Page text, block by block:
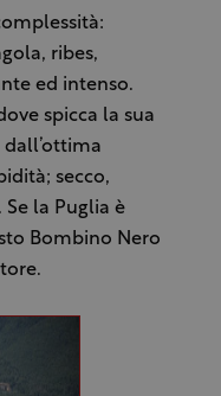
ribes,
ed intenso.
spicca la sua
secco,
la Puglia è
Bombino Nero